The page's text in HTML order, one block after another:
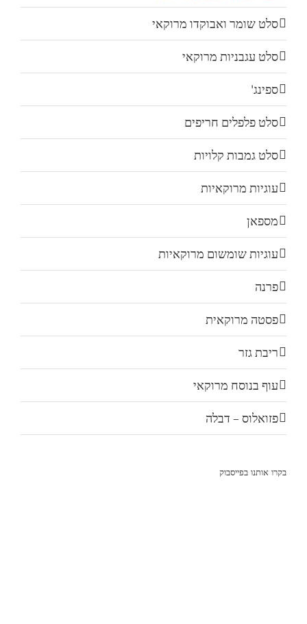
סלט שומר ואבוקדו מרוקאי
סלט עגבניות מרוקאי
ספינג'
סלט פלפלים חריפים
סלט גמבות קלויות
עוגיות מרוקאיות
מספאן
עוגיות שומשום מרוקאיות
פרנה
פסטה מרוקאית
ריבת גזר
עוף בנוסח מרוקאי
פזואלוס – דבלה
בקרו אותנו בפייסבוק